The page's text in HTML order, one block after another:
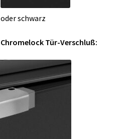
oder schwarz
Chromelock Tür-Verschluß: